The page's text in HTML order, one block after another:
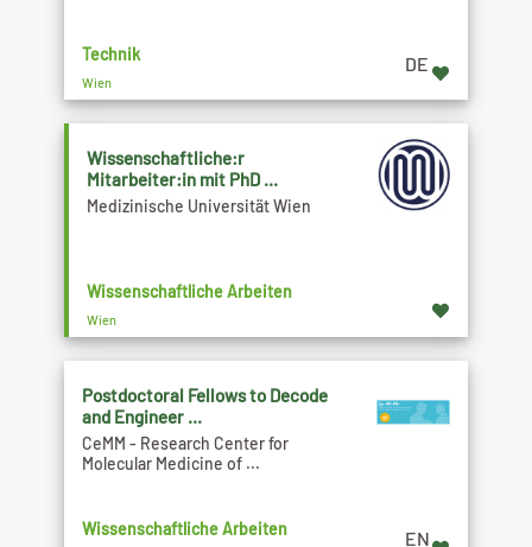
Technik
Wien
DE
Wissenschaftliche:r
Mitarbeiter:in mit PhD ...
Medizinische Universität Wien
Wissenschaftliche Arbeiten
Wien
Postdoctoral Fellows to Decode
and Engineer ...
CeMM - Research Center for
Molecular Medicine of ...
Wissenschaftliche Arbeiten EN